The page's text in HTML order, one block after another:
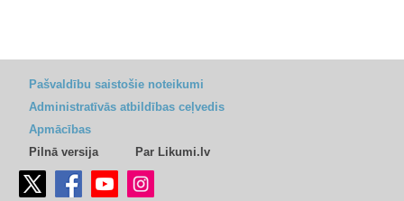
Pašvaldību saistošie noteikumi
Administratīvās atbildības ceļvedis
Apmācības
Pilnā versija
Par Likumi.lv